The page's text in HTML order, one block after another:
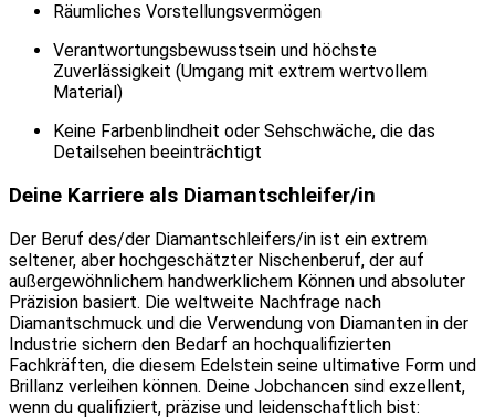
Räumliches Vorstellungsvermögen
Verantwortungsbewusstsein und höchste
Zuverlässigkeit (Umgang mit extrem wertvollem
Material)
Keine Farbenblindheit oder Sehschwäche, die das
Detailsehen beeinträchtigt
Deine Karriere als Diamantschleifer/in
Der Beruf des/der Diamantschleifers/in ist ein extrem
seltener, aber hochgeschätzter Nischenberuf, der auf
außergewöhnlichem handwerklichem Können und absoluter
Präzision basiert. Die weltweite Nachfrage nach
Diamantschmuck und die Verwendung von Diamanten in der
Industrie sichern den Bedarf an hochqualifizierten
Fachkräften, die diesem Edelstein seine ultimative Form und
Brillanz verleihen können. Deine Jobchancen sind exzellent,
wenn du qualifiziert, präzise und leidenschaftlich bist: